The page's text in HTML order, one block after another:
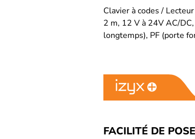
Clavier à codes /
2 m, 12 V à 24V AC/
longtemps), PF (porte
FACILITÉ DE